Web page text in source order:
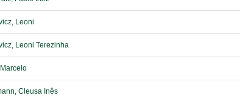
Leoni
Leoni Terezinha
Cleusa Inês